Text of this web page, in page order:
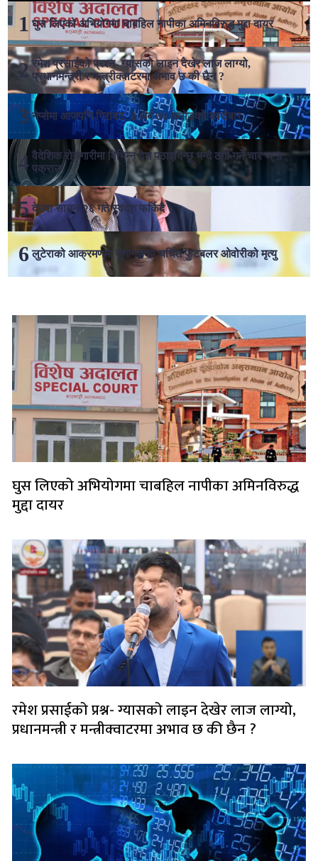
घुस लिएको अभियोगमा चाबहिल नापीका अमिनविरुद्ध मुद्दा दायर
रमेश प्रसाईको प्रश्न- ग्यासको लाइन देखेर लाज लाग्यो,
प्रधानमन्त्री र मन्त्रीक्वाटरमा अभाव छ की छैन ?
नेप्सेमा आजपनि गिरावट, ३ अर्ब ७७ करोडको कारोबार
वैदेशिक रोजगारीमा विभिन्न देश पठाइदिन्छु भन्दै ठगी गर्ने चार जना
पक्राउ
देउवा साउन २६ गते स्वदेश फर्किदै
लुटेराको आक्रमणमा युगान्डाका चर्चित फुटबलर ओवोरीको मृत्यु
घुस लिएको अभियोगमा चाबहिल नापीका अमिनविरुद्ध
मुद्दा दायर
रमेश प्रसाईको प्रश्न- ग्यासको लाइन देखेर लाज लाग्यो,
प्रधानमन्त्री र मन्त्रीक्वाटरमा अभाव छ की छैन ?